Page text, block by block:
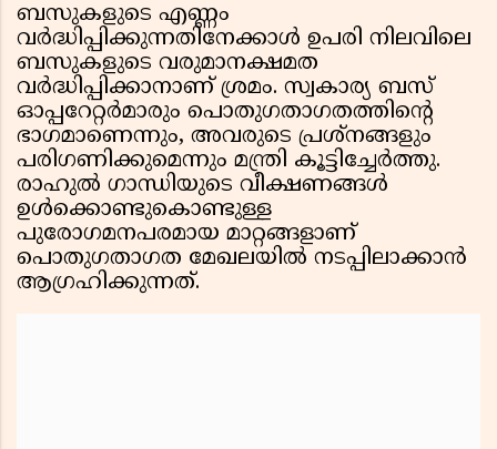
ബസുകളുടെ എണ്ണം
വർദ്ധിപ്പിക്കുന്നതിനേക്കാൾ ഉപരി നിലവിലെ
ബസുകളുടെ വരുമാനക്ഷമത
വർദ്ധിപ്പിക്കാനാണ് ശ്രമം. സ്വകാര്യ ബസ്
ഓപ്പറേറ്റർമാരും പൊതുഗതാഗതത്തിൻ്റെ
ഭാഗമാണെന്നും, അവരുടെ പ്രശ്നങ്ങളും
പരിഗണിക്കുമെന്നും മന്ത്രി കൂട്ടിച്ചേർത്തു.
രാഹുൽ ഗാന്ധിയുടെ വീക്ഷണങ്ങൾ
ഉൾക്കൊണ്ടുകൊണ്ടുള്ള
പുരോഗമനപരമായ മാറ്റങ്ങളാണ്
പൊതുഗതാഗത മേഖലയിൽ നടപ്പിലാക്കാൻ
ആഗ്രഹിക്കുന്നത്.